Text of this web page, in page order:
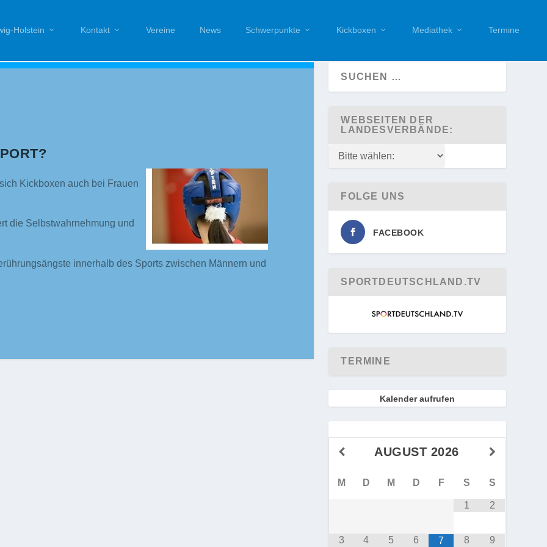
Holstein Kontakt Vereine News Schwerpunkte Kickboxen Mediathek Termine
Kickboxen auch bei Frauen
die Selbstwahrnehmung und
innerhalb des Sports zwischen Männern und
WEBSEITEN DER
LANDESVERBÄNDE:
FOLGE UNS
FACEBOOK
SPORTDEUTSCHLAND.TV
TERMINE
Kalender aufrufen
AUGUST 2026
M D M D F S S
1 2
3 4 5 6 7 8 9